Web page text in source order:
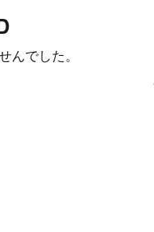
んでした。